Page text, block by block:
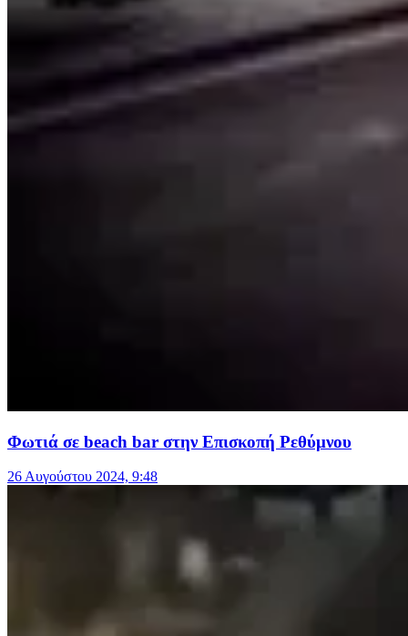
Φωτιά σε beach bar στην Επισκοπή Ρεθύμνου
26 Αυγούστου 2024, 9:48